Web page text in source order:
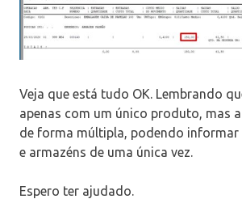
Veja que está tudo OK. Lembrando
apenas com um único produto, mas
de forma múltipla, podendo
e armazéns de uma única vez.
Espero ter ajudado.